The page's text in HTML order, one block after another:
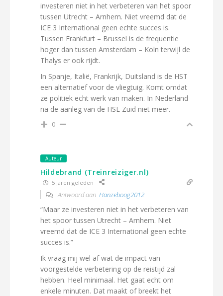
investeren niet in het verbeteren van het spoor
tussen Utrecht – Arnhem. Niet vreemd dat de
ICE 3 International geen echte succes is.
Tussen Frankfurt – Brussel is de frequentie
hoger dan tussen Amsterdam – Koln terwijl de
Thalys er ook rijdt.
In Spanje, Italië, Frankrijk, Duitsland is de HST
een alternatief voor de vliegtuig. Komt omdat
ze politiek echt werk van maken. In Nederland
na de aanleg van de HSL Zuid niet meer.
0
Auteur
Hildebrand (Treinreiziger.nl)
5 jaren geleden
Antwoord aan Hanzeboog2012
“Maar ze investeren niet in het verbeteren van
het spoor tussen Utrecht – Arnhem. Niet
vreemd dat de ICE 3 International geen echte
succes is.”
Ik vraag mij wel af wat de impact van
voorgestelde verbetering op de reistijd zal
hebben. Heel minimaal. Het gaat echt om
enkele minuten. Dat maakt of breekt het